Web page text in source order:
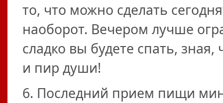
то, что можно сделать
наоборот. Вечером лучше
сладко вы будете спать,
и пир души!
6. Последний прием пищи